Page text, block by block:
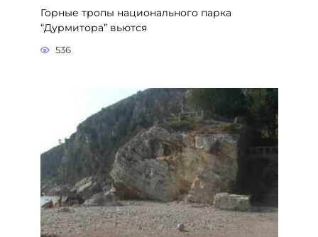
Горные тропы национального парка
“Дурмитора” вьются
536